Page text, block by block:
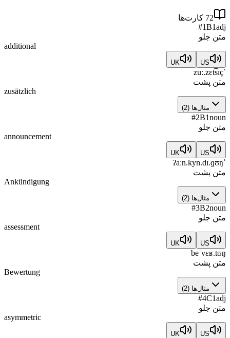
72 کارت‌ها
#1B1adj
متن جلو
additional
US
UK
ˈzuː.zɛt͡sɪç
متن پشت
zusätzlich
مثال‌ها (
2
)
#2B1noun
متن جلو
announcement
US
UK
ˈʔaːn.kyn.dɪ.ɡʊŋ
متن پشت
Ankündigung
مثال‌ها (
2
)
#3B2noun
متن جلو
assessment
US
UK
beˈvɛʁ.tʊŋ
متن پشت
Bewertung
مثال‌ها (
2
)
#4C1adj
متن جلو
asymmetric
US
UK